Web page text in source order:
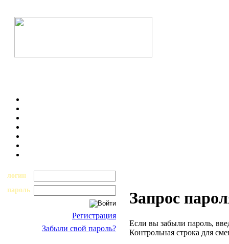
логин
пароль
Регистрация
Забыли свой пароль?
Запрос
Если вы забыли пароль,
Контрольная строка для